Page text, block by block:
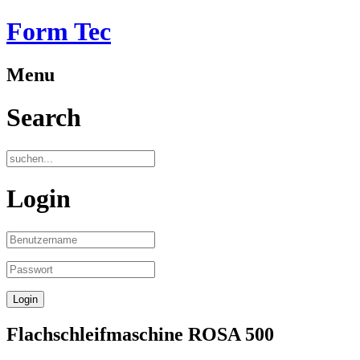
Form Tec
Menu
Search
Login
Flachschleifmaschine ROSA 500